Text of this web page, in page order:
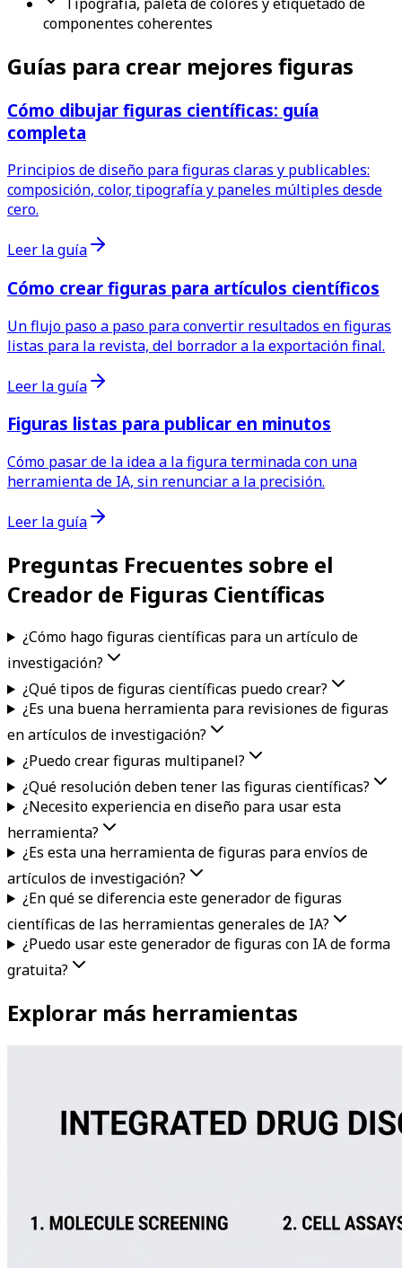
componentes coherentes
Guías para crear mejores figuras
Cómo dibujar figuras científicas: guía
completa
Principios de diseño para figuras claras y publicables:
composición, color, tipografía y paneles múltiples desde
cero.
Leer la guía
Cómo crear figuras para artículos científicos
Un flujo paso a paso para convertir resultados en figuras
listas para la revista, del borrador a la exportación final.
Leer la guía
Figuras listas para publicar en minutos
Cómo pasar de la idea a la figura terminada con una
herramienta de IA, sin renunciar a la precisión.
Leer la guía
Preguntas Frecuentes sobre el
Creador de Figuras Científicas
¿Cómo hago figuras científicas para un artículo de
investigación?
¿Qué tipos de figuras científicas puedo crear?
¿Es una buena herramienta para revisiones de figuras
en artículos de investigación?
¿Puedo crear figuras multipanel?
¿Qué resolución deben tener las figuras científicas?
¿Necesito experiencia en diseño para usar esta
herramienta?
¿Es esta una herramienta de figuras para envíos de
artículos de investigación?
¿En qué se diferencia este generador de figuras
científicas de las herramientas generales de IA?
¿Puedo usar este generador de figuras con IA de forma
gratuita?
Explorar más herramientas